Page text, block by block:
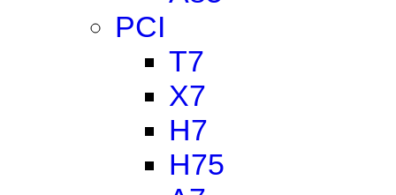
PCI
T7
X7
H7
H75